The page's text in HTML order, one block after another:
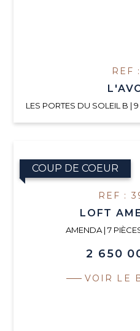
REF
LES PORTES DU SOLEIL B |
COUP DE COEUR
REF :
LOFT
AMENDA | 7
2 650
VOIR LE